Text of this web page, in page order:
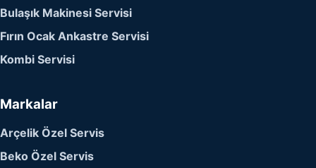
Bulaşık Makinesi Servisi
Fırın Ocak Ankastre Servisi
Kombi Servisi
Markalar
Arçelik Özel Servis
Beko Özel Servis